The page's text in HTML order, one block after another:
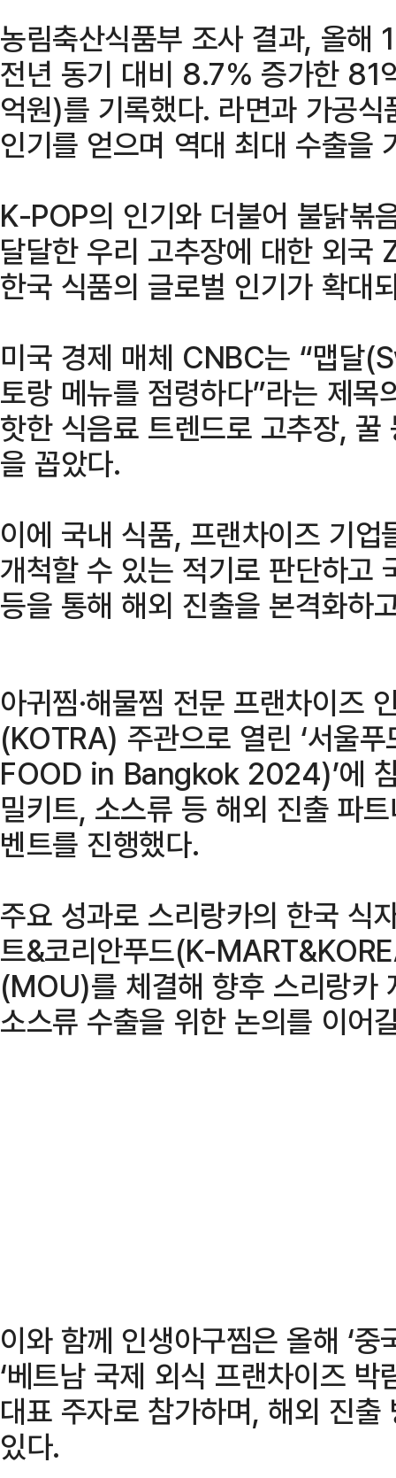
농림축산식품부 조사 결과, 올해
전년 동기 대비 8.7% 증가한
억원)를 기록했다. 라면과 가공
인기를 얻으며 역대 최대 수출을
K-POP의 인기와 더불어 불닭볶
달달한 우리 고추장에 대한 외국
한국 식품의 글로벌 인기가 확대
미국 경제 매체 CNBC는 “맵달
토랑 메뉴를 점령하다”라는 제
핫한 식음료 트렌드로 고추장,
을 꼽았다.
이에 국내 식품, 프랜차이즈 기
개척할 수 있는 적기로 판단하고
등을 통해 해외 진출을 본격화하
아귀찜·해물찜 전문 프랜차이즈
(KOTRA) 주관으로 열린 ‘서울
FOOD in Bangkok 2024)’에
밀키트, 소스류 등 해외 진출 파
벤트를 진행했다.
주요 성과로 스리랑카의 한국 식
트&코리안푸드(K-
(MOU)를 체결해 향후 스리랑카
소스류 수출을 위한 논의를 이어
이와 함께 인생아구찜은 올해 ‘
‘베트남 국제 외식 프랜차이즈
대표 주자로 참가하며, 해외 진
있다.